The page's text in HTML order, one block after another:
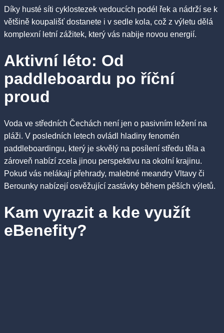
Díky husté síti cyklostezek vedoucích podél řek a nádrží se k
většině koupališť dostanete i v sedle kola, což z výletu dělá
komplexní letní zážitek, který vás nabije novou energií.
Aktivní léto: Od
paddleboardu po říční
proud
Voda ve středních Čechách není jen o pasivním ležení na
pláži. V posledních letech ovládl hladiny fenomén
paddleboardingu, který je skvělý na posílení středu těla a
zároveň nabízí zcela jinou perspektivu na okolní krajinu.
Pokud vás nelákají přehrady, malebné meandry Vltavy či
Berounky nabízejí osvěžující zastávky během pěších výletů.
Kam vyrazit a kde využít
eBenefity?